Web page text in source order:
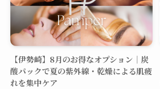
【伊勢崎】8月のお得なオプション｜炭
酸パックで夏の紫外線・乾燥による肌疲
れを集中ケア